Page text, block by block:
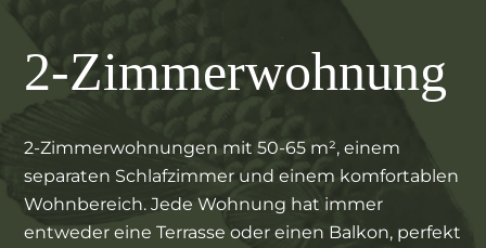
2-Zimmerwohnung
2-Zimmerwohnungen mit 50-65 m², einem
separaten Schlafzimmer und einem komfortablen
Wohnbereich. Jede Wohnung hat immer
entweder eine Terrasse oder einen Balkon, perfekt